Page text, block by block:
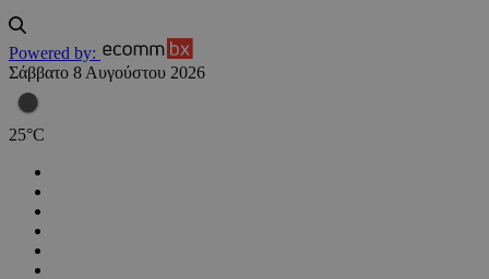
Powered by:
Σάββατο 8 Αυγούστου 2026
25°C